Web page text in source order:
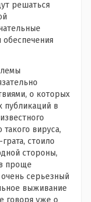
решаться
о которых
публикаций в
вируса,
стоило
стороны,
проще
серьезный
выживание
говоря уже о